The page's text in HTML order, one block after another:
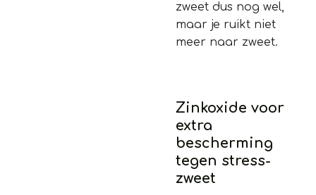
zweet dus nog wel,
maar je ruikt niet
meer naar zweet.
Zinkoxide voor
extra
bescherming
tegen stress-
zweet